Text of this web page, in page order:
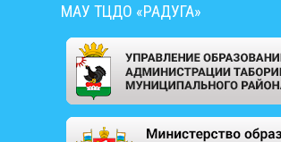
МАУ ТЦДО «РАДУГА»